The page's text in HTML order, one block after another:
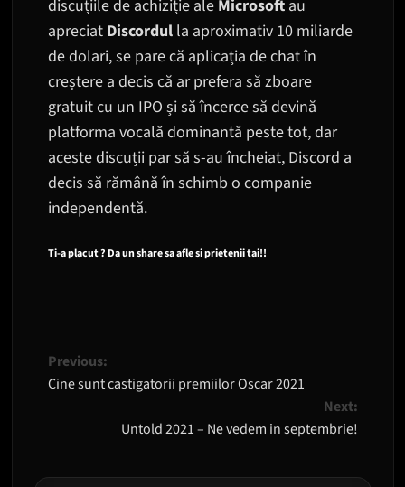
discuțiile de achiziție ale Microsoft au
apreciat Discordul la aproximativ 10 miliarde
de dolari, se pare că aplicația de chat în
creștere a decis că ar prefera să zboare
gratuit cu un IPO și să încerce să devină
platforma vocală dominantă peste tot, dar
aceste discuții par să s-au încheiat, Discord a
decis să rămână în schimb o companie
independentă.
Ti-a placut ? Da un share sa afle si prietenii tai!!
Post
navigation
Previous:
Cine sunt castigatorii premiilor Oscar 2021
Next:
Untold 2021 – Ne vedem in septembrie!